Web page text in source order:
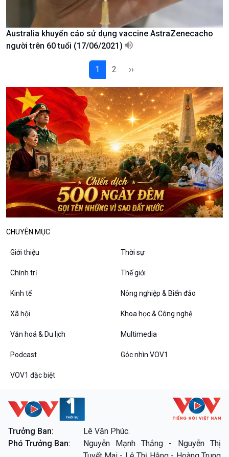
Podcast
Góc nhìn VOV1
Bình luận
Câu chuyện thời sự
Đối thoại
Diễn đàn chủ nhật
Chuyện đêm
Thanh âm ký sự
Chân dung cuộc sống
Australia khuyến cáo sử dụng vaccine AstraZenecacho
người trên 60 tuổi (17/06/2021)
1 2 ››
CHUYÊN MỤC
Giới thiệu Thời sự
Chính trị Thế giới
Kinh tế Nông nghiệp & Biển đảo
Xã hội Khoa học & Công nghệ
Văn hoá & Du lịch Multimedia
Podcast Góc nhìn VOV1
VOV1 đặc biệt
Trưởng Ban:
Lê Văn Phúc.
Phó Trưởng Ban:
Nguyễn Mạnh Thắng - Nguyễn Thị